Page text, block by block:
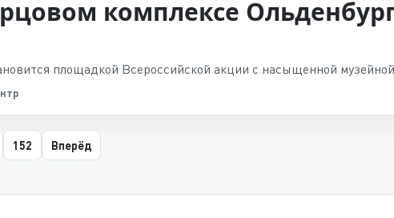
комплексе
площадкой Всероссийской акции с насыщенной
152 Вперёд